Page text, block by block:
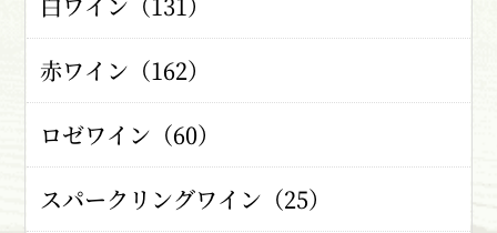
赤ワイン（162）
ロゼワイン（60）
スパークリングワイン（25）